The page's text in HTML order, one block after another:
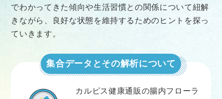
でわかってきた傾向や生活習慣との関係について紐解
きながら、良好な状態を維持するためのヒントを探っ
ていきます。
集合データとその解析について
カルピス健康通販の腸内フローラ